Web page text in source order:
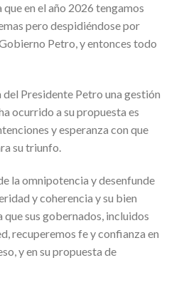
en el año 2026 tengamos
pero despidiéndose por
Petro, y entonces todo
Presidente Petro una gestión
ocurrido a su propuesta es
y esperanza con que
su triunfo.
la omnipotencia y desenfunde
y coherencia y su bien
sus gobernados, incluidos
recuperemos fe y confianza en
y en su propuesta de